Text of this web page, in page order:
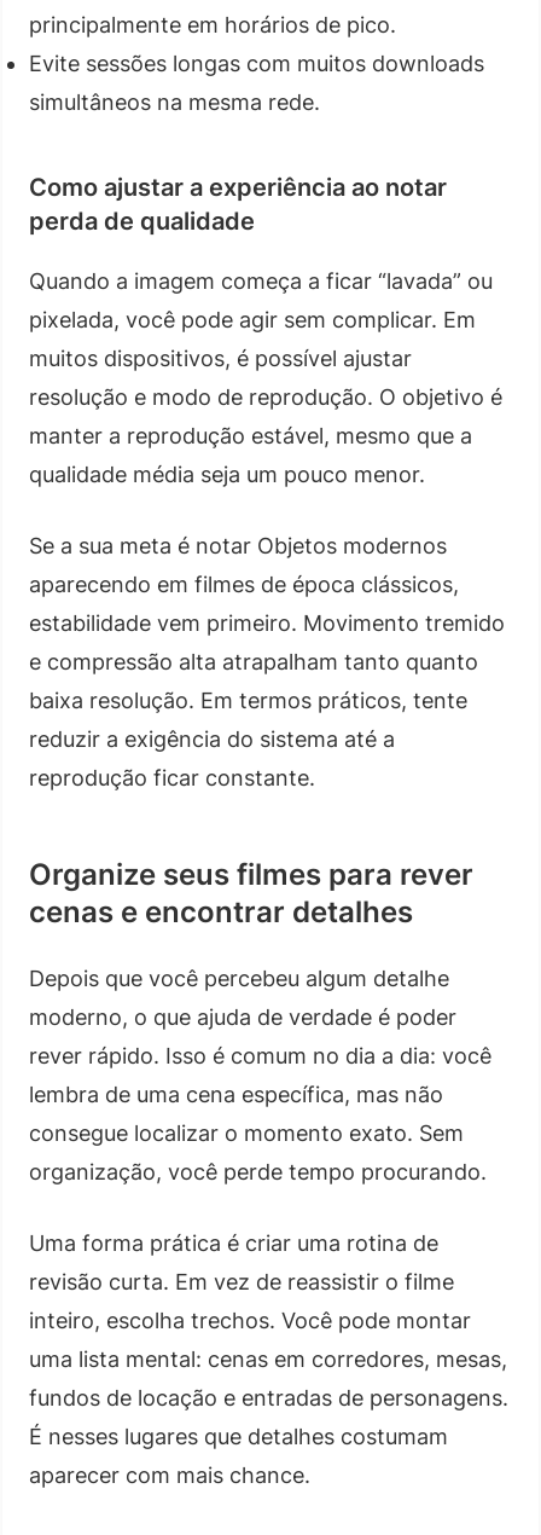
principalmente em horários de pico.
Evite sessões longas com muitos downloads
simultâneos na mesma rede.
Como ajustar a experiência ao notar
perda de qualidade
Quando a imagem começa a ficar “lavada” ou
pixelada, você pode agir sem complicar. Em
muitos dispositivos, é possível ajustar
resolução e modo de reprodução. O objetivo é
manter a reprodução estável, mesmo que a
qualidade média seja um pouco menor.
Se a sua meta é notar Objetos modernos
aparecendo em filmes de época clássicos,
estabilidade vem primeiro. Movimento tremido
e compressão alta atrapalham tanto quanto
baixa resolução. Em termos práticos, tente
reduzir a exigência do sistema até a
reprodução ficar constante.
Organize seus filmes para rever
cenas e encontrar detalhes
Depois que você percebeu algum detalhe
moderno, o que ajuda de verdade é poder
rever rápido. Isso é comum no dia a dia: você
lembra de uma cena específica, mas não
consegue localizar o momento exato. Sem
organização, você perde tempo procurando.
Uma forma prática é criar uma rotina de
revisão curta. Em vez de reassistir o filme
inteiro, escolha trechos. Você pode montar
uma lista mental: cenas em corredores, mesas,
fundos de locação e entradas de personagens.
É nesses lugares que detalhes costumam
aparecer com mais chance.